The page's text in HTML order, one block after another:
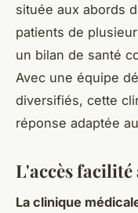
située aux abords
patients de
un bilan de santé
Avec une équipe
diversifiés, cette
réponse adaptée
L'accès facilité
La clinique